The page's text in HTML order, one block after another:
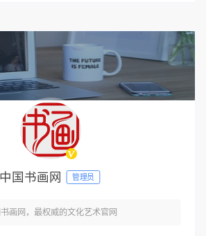
中国书画网 管理员
画网，最权威的文化艺术官网